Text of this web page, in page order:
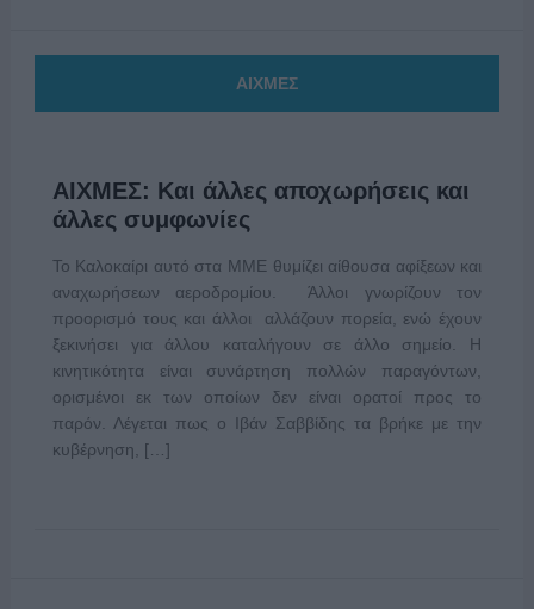
ΑΙΧΜΕΣ
ΑΙΧΜΕΣ: Και άλλες αποχωρήσεις και
άλλες συμφωνίες
Το Καλοκαίρι αυτό στα ΜΜΕ θυμίζει αίθουσα αφίξεων και
αναχωρήσεων αεροδρομίου. Άλλοι γνωρίζουν τον
προορισμό τους και άλλοι αλλάζουν πορεία, ενώ έχουν
ξεκινήσει για άλλου καταλήγουν σε άλλο σημείο. Η
κινητικότητα είναι συνάρτηση πολλών παραγόντων,
ορισμένοι εκ των οποίων δεν είναι ορατοί προς το
παρόν. Λέγεται πως ο Ιβάν Σαββίδης τα βρήκε με την
κυβέρνηση, […]